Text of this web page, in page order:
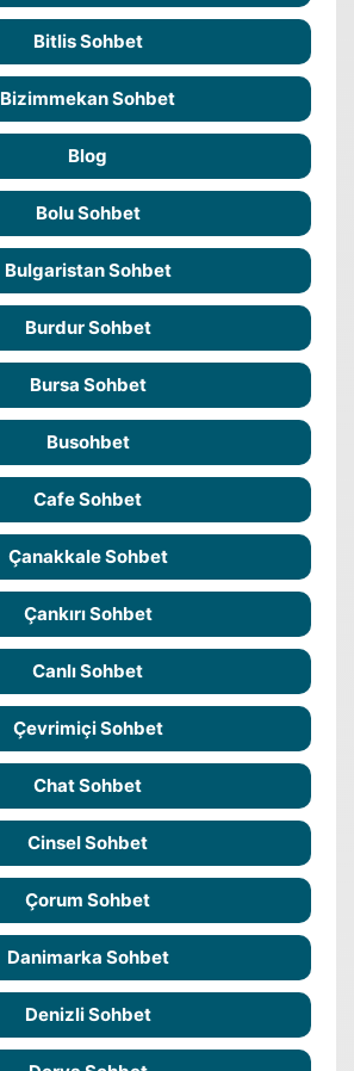
Bitlis Sohbet
Bizimmekan Sohbet
Blog
Bolu Sohbet
Bulgaristan Sohbet
Burdur Sohbet
Bursa Sohbet
Busohbet
Cafe Sohbet
Çanakkale Sohbet
Çankırı Sohbet
Canlı Sohbet
Çevrimiçi Sohbet
Chat Sohbet
Cinsel Sohbet
Çorum Sohbet
Danimarka Sohbet
Denizli Sohbet